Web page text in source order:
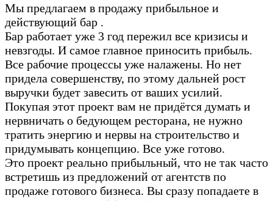
Мы предлагаем в продажу прибыльное и
действующий бар .
Бар работает уже 3 год пережил все кризисы и
невзгоды. И самое главное приносить прибыль.
Все рабочие процессы уже налажены. Но нет
придела совершенству, по этому дальней рост
выручки будет завесить от ваших усилий.
Покупая этот проект вам не придётся думать и
нервничать о бедующем ресторана, не нужно
тратить энергию и нервы на строительство и
придумывать концепцию. Все уже готово.
Это проект реально прибыльный, что не так часто
встретишь из предложений от агентств по
продаже готового бизнеса. Вы сразу попадаете в